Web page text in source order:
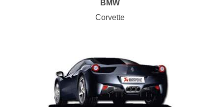
BMW
Corvette